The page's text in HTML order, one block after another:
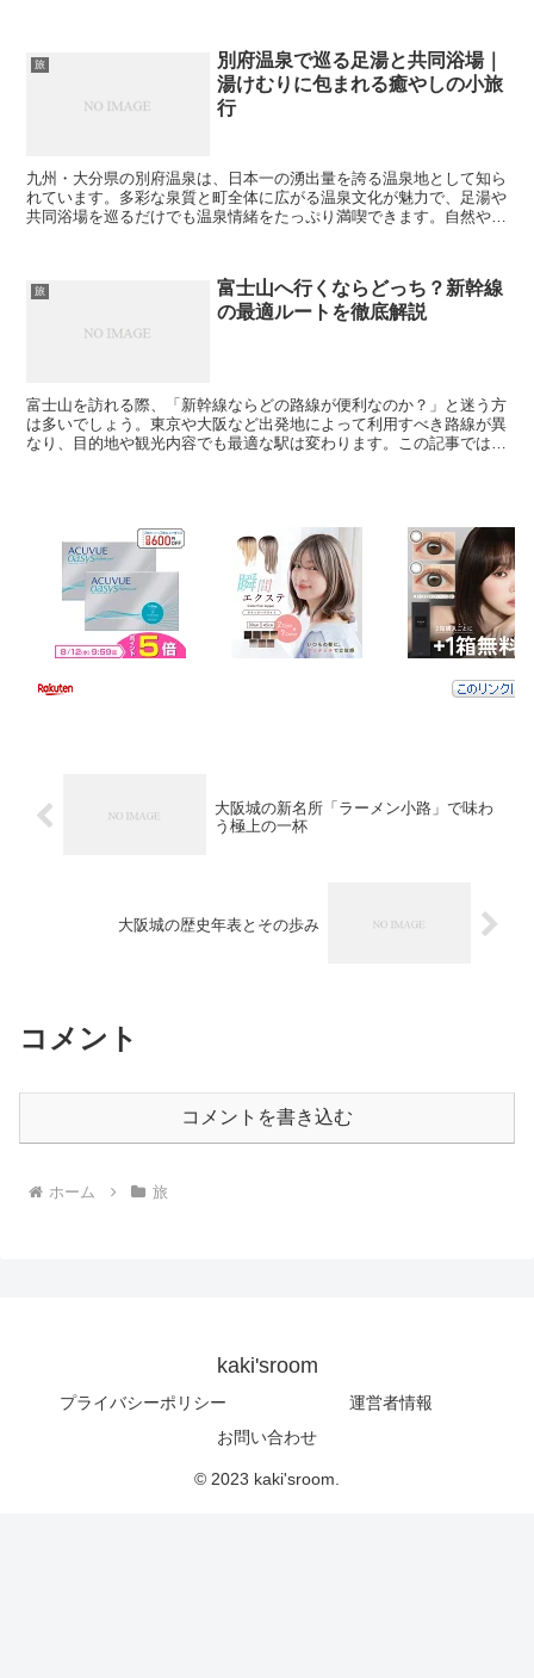
旅
別府温泉で巡る足湯と共同浴場｜
湯けむりに包まれる癒やしの小旅
行
九州・大分県の別府温泉は、日本一の湧出量を誇る温泉地として知ら
れています。多彩な泉質と町全体に広がる温泉文化が魅力で、足湯や
共同浴場を巡るだけでも温泉情緒をたっぷり満喫できます。自然やグ
旅
富士山へ行くならどっち？新幹線
の最適ルートを徹底解説
富士山を訪れる際、「新幹線ならどの路線が便利なのか？」と迷う方
は多いでしょう。東京や大阪など出発地によって利用すべき路線が異
なり、目的地や観光内容でも最適な駅は変わります。この記事では、
大阪城の新名所「ラーメン小路」で味わ
う極上の一杯
大阪城の歴史年表とその歩み
コメント
コメントを書き込む
ホーム 旅
kaki'sroom
プライバシーポリシー
運営者情報
お問い合わせ
© 2023 kaki'sroom.